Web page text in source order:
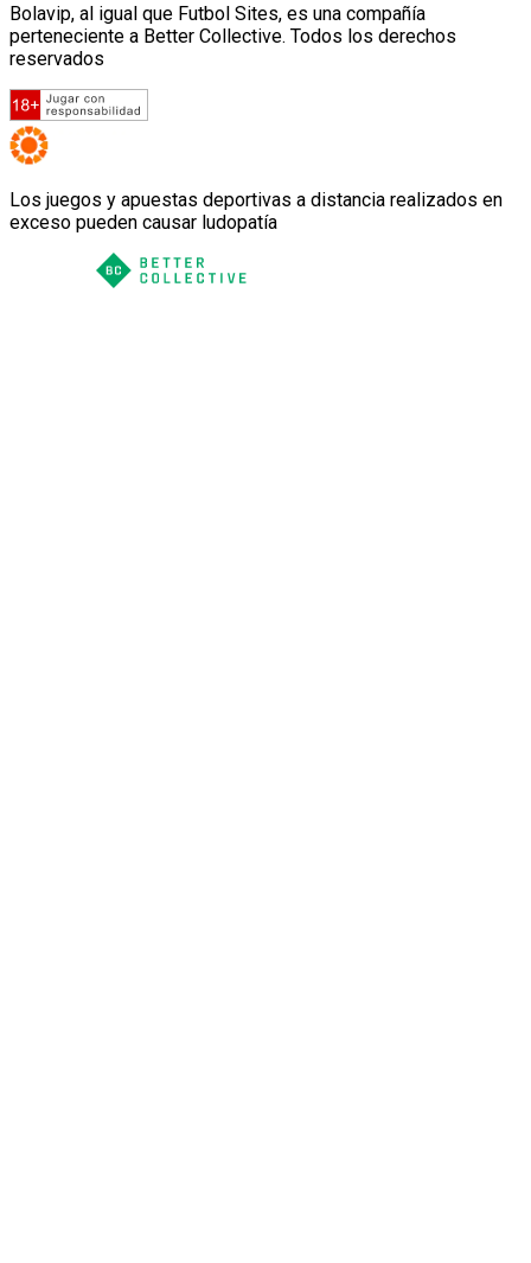
Bolavip, al igual que Futbol Sites, es una compañía
perteneciente a Better Collective. Todos los derechos
reservados
Los juegos y apuestas deportivas a distancia realizados en
exceso pueden causar ludopatía